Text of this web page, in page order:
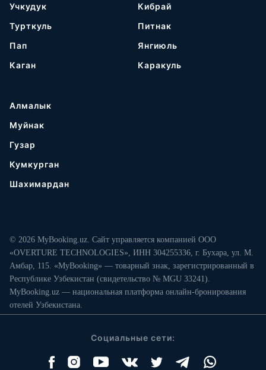
Учкудук
Турткуль
Пап
Каган
Кибрай
Питнак
Янгиюль
Каракуль
Алмалык
Муйнак
Гузар
Кумкурган
Шахимардан
© 2026 MyBooking.uz. Сайт управляется компанией ООО
«OVERTURE TECHNOLOGIES», ИНН 304255336, г. Бухара, ул. М.
Амбар, 115. «MyBooking» — товарный знак, зарегистрированный в
Республике Узбекистан (свидетельство № MGU 33241).
MyBooking.uz — национальная платформа онлайн-бронирования
отелей Узбекистана.
Социальные сети: